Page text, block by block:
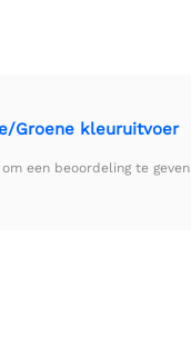
Groene kleuruitvoer
een beoordeling te geven